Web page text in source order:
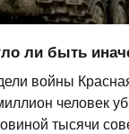
ли быть
войны
человек
тысячи